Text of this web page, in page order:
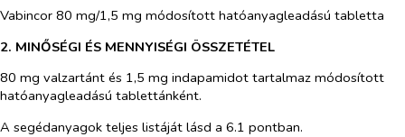
Vabincor 80 mg/1,5 mg módosított hatóanyagleadású tabletta
2. MINŐSÉGI ÉS MENNYISÉGI ÖSSZETÉTEL
80 mg valzartánt és 1,5 mg indapamidot tartalmaz módosított
hatóanyagleadású tablettánként.
A segédanyagok teljes listáját lásd a 6.1 pontban.